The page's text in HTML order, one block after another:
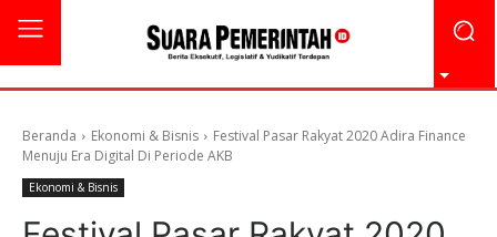
Beranda Ekonomi & Bisnis
Festival Pasar Rakyat 2020 Adira Finance
Menuju Era Digital Di Periode AKB
Ekonomi & Bisnis